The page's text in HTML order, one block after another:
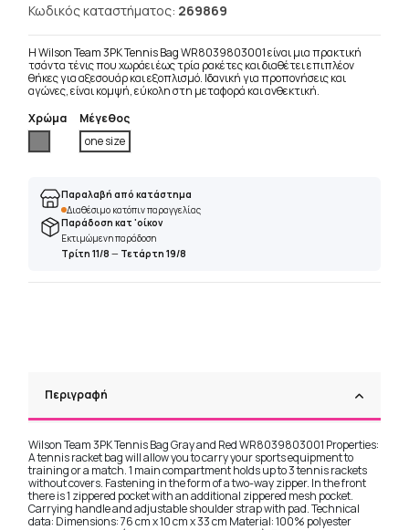
Κωδικός καταστήματος: 269869
Η Wilson Team 3PK Tennis Bag WR8039803001 είναι μια πρακτική
τσάντα τένις που χωράει έως τρία ρακέτες και διαθέτει επιπλέον
θήκες για αξεσουάρ και εξοπλισμό. Ιδανική για προπονήσεις και
αγώνες, είναι κομψή, εύκολη στη μεταφορά και ανθεκτική.
Χρώμα
Μέγεθος
one size
Παραλαβή από κατάστημα
Διαθέσιμο κατόπιν παραγγελίας
Παράδοση κατ 'οίκον
Εκτιμώμενη παράδοση
Τρίτη 11/8 — Τετάρτη 19/8
Περιγραφή
Wilson Team 3PK Tennis Bag Gray and Red WR8039803001 Properties:
A tennis racket bag will allow you to carry your sports equipment to
training or a match. 1 main compartment holds up to 3 tennis rackets
without covers. Fastening in the form of a two-way zipper. In the front
there is 1 zippered pocket with an additional zippered mesh pocket.
Carrying handle and adjustable shoulder strap with pad. Technical
data: Dimensions: 76 cm x 10 cm x 33 cm Material: 100% polyester